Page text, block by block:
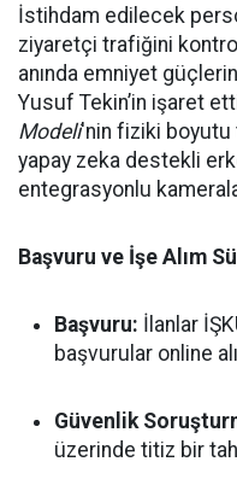
İstihdam edilecek
ziyaretçi trafiğini
anında emniyet
Yusuf Tekin’in işaret
Modeli'nin fiziki boyutu
yapay zeka destekli
entegrasyonlu
Başvuru ve İşe Alım
Başvuru: İlanlar
başvurular online
Güvenlik
üzerinde titiz bir